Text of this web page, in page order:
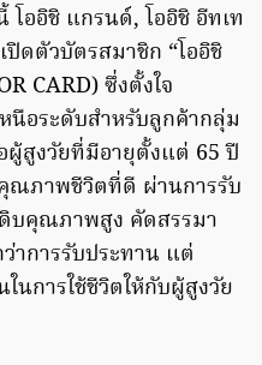
โออิชิ แกรนด์, โออิชิ อีทเท
ปิดตัวบัตรสมาชิก “โออิชิ
CARD) ซึ่งตั้งใจ
นือระดับสำหรับลูกค้ากลุ่ม
ผู้สูงวัยที่มีอายุตั้งแต่ 65 ปี
ณภาพชีวิตที่ดี ผ่านการรับ
บคุณภาพสูง คัดสรรมา
าการรับประทาน แต่
นการใช้ชีวิตให้กับผู้สูงวัย